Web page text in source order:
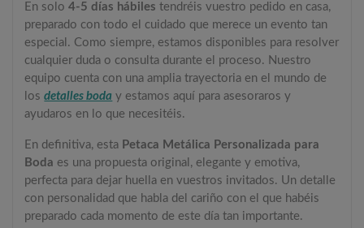
En solo4-5 días hábiles tendréis vuestro pedido en casa,
preparado con todo el cuidado que merece un evento tan
especial. Como siempre, estamos disponibles para resolver
cualquier duda o consulta durante el proceso. Nuestro
equipo cuenta con una amplia trayectoria en el mundo de
losdetalles boda y estamos aquí para asesoraros y
ayudaros en lo que necesitéis.
En definitiva, esta Petaca Metálica Personalizada para
Boda es una propuesta original, elegante y emotiva,
perfecta para dejar huella en vuestros invitados. Un detalle
con personalidad que habla del cariño con el que habéis
preparado cada momento de este día tan importante.